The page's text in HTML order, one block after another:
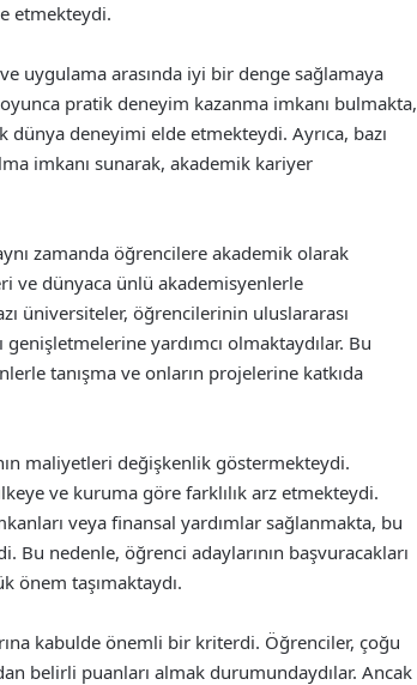
etmekteydi.
uygulama arasında iyi bir denge sağlamaya
pratik deneyim kazanma imkanı bulmakta,
deneyimi elde etmekteydi. Ayrıca, bazı
imkanı sunarak, akademik kariyer
zamanda öğrencilere akademik olarak
ve dünyaca ünlü akademisyenlerle
üniversiteler, öğrencilerinin uluslararası
genişletmelerine yardımcı olmaktaydılar. Bu
tanışma ve onların projelerine katkıda
maliyetleri değişkenlik göstermekteydi.
ve kuruma göre farklılık arz etmekteydi.
veya finansal yardımlar sağlanmakta, bu
nedenle, öğrenci adaylarının başvuracakları
önem taşımaktaydı.
kabulde önemli bir kriterdi. Öğrenciler, çoğu
belirli puanları almak durumundaydılar. Ancak